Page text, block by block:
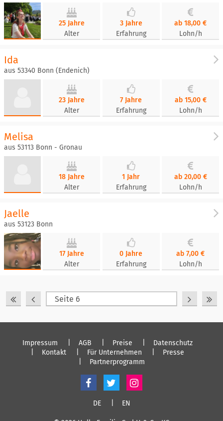
25 Jahre
Alter
3 Jahre
Erfahrung
ab 18,00 €
Lohn/h
Ida
aus 53340 Bonn (Endenich)
23 Jahre
Alter
7 Jahre
Erfahrung
ab 15,00 €
Lohn/h
Melisa
aus 53113 Bonn - Gronau
18 Jahre
Alter
1 Jahr
Erfahrung
ab 20,00 €
Lohn/h
Jaelle
aus 53123 Bonn
17 Jahre
Alter
0 Jahre
Erfahrung
ab 7,00 €
Lohn/h
Impressum AGB Preise
Datenschutz
Kontakt
Für Unternehmen
Presse
Partnerprogramm
DE EN